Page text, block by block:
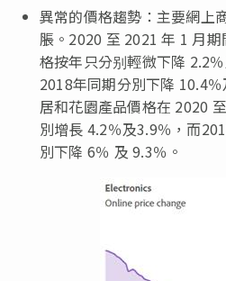
異常的價格趨勢：主要網上
脹。2020 至 2021 年 1 月
格按年只分别輕微下降 2.2
2018年同期分別下降 10.4
居和花園產品價格在 2020
別增長 4.2％及3.9％，而
別下降 6％ 及 9.3％。